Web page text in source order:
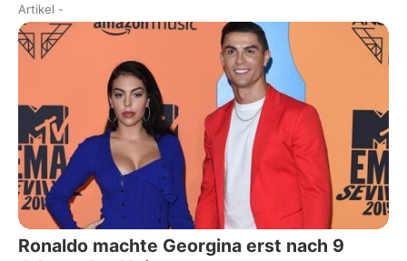
Artikel -
Ronaldo machte Georgina erst nach 9